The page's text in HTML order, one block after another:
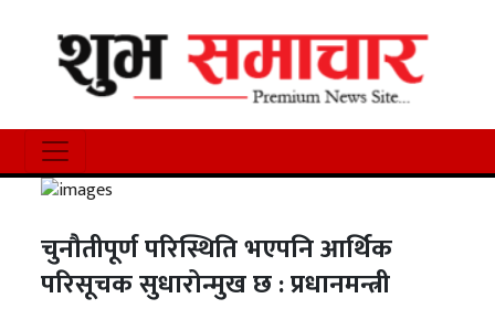
चुनौतीपूर्ण परिस्थिति भएपनि आर्थिक
परिसूचक सुधारोन्मुख छ : प्रधानमन्त्री